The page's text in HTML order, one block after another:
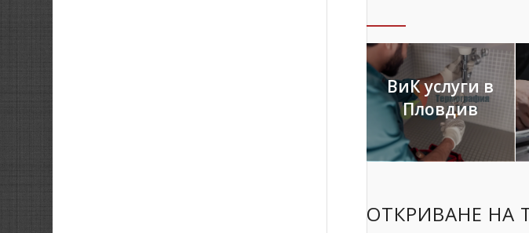
ВиК услуги в
Пловдив
ОТКРИВАНЕ НА